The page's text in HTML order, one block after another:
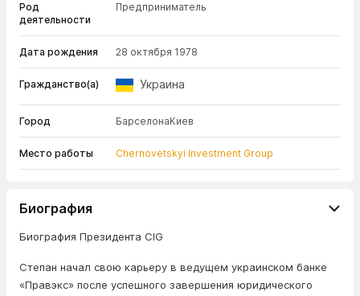
Род
деятельности
Предприниматель
Дата рождения 28 октября 1978
Гражданство(а) Украина
Город БарселонаКиев
Место работы Chernovetskyi Investment Group
Биография
Биография Президента CIG
Степан начал свою карьеру в ведущем украинском банке
«Правэкс» после успешного завершения юридического